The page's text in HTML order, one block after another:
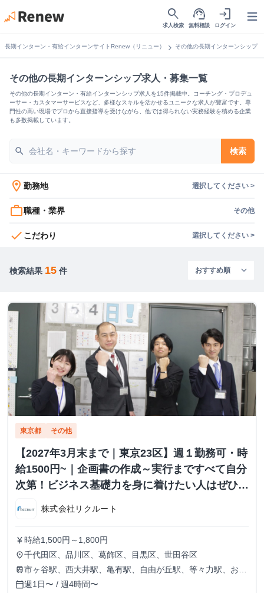
search
求人検索
support_agent
無料相談
login
ログイン
長期インターン・有給インターンサイトRenew（リニュー） chevron_right その他の長期インターンシップ
その他の長期インターンシップ求人・募集一覧
その他の長期インターン・有給インターンシップ求人を15件掲載中。コーチング・プロデュ
ーサー・カスタマーサービスなど、多様なスキルを活かせるユニークな求人が豊富です。専
門性の高い現場でプロから直接指導を受けながら、他では得られない実務経験を積める企業
も多数掲載しています。
search 検索
location_on 勤務地 選択してください >
work_outline職種・業界 その他
check こだわり 選択してください >
検索結果 15 件
東京都 その他
【2027年3月末まで｜東京23区】週１勤務可・時
給1500円~｜企画書の作成～実行まですべて自分
次第！ビジネス基礎力を身に着けたい人はぜひご
株式会社リクルート
currency_yen 時給1,500円～1,800円
place千代田区、品川区、葛飾区、目黒区、世田谷区
train市ヶ谷駅、西大井駅、亀有駅、自由が丘駅、等々力駅、お花
茶屋駅
calendar_today週1日〜 / 週4時間〜